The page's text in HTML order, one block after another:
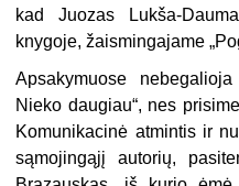
kad Juozas Lukša-
knygoje, žaismingajame
Apsakymuose
Nieko daugiau“, nes
Komunikacinė atmintis ir
sąmojingąjį autorių,